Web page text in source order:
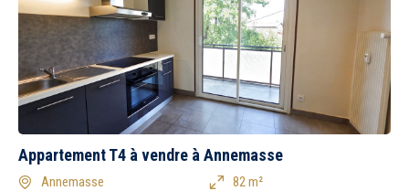
Appartement T4 à vendre à Annemasse
Annemasse 82 m²